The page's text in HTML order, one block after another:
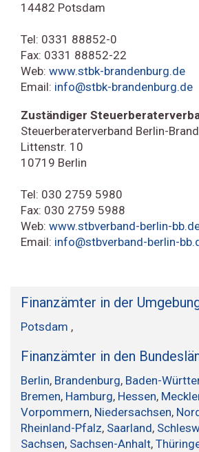
14482 Potsdam
Tel: 0331 88852-0
Fax: 0331 88852-22
Web: www.stbk-brandenburg.de
Email: info@stbk-brandenburg.de
Zuständiger
Steuerberaterverband Berlin-
Littenstr. 10
10719 Berlin
Tel: 030 2759 5980
Fax: 030 2759 5988
Web: www.stbverband-berlin-
Email: info@stbverband-berlin-
Finanzämter in der
Potsdam ,
Finanzämter in den
Berlin, Brandenburg, Baden-
Bremen, Hamburg, Hessen,
Vorpommern, Niedersachsen,
Rheinland-Pfalz, Saarland,
Sachsen, Sachsen-Anhalt,